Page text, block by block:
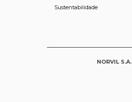
Sustentabilidade
NORVIL S.A.